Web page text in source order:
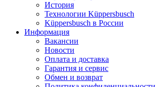
История
Технологии Küppersbusch
Küppersbusch в России
Информация
Вакансии
Новости
Оплата и доставка
Гарантия и сервис
Обмен и возврат